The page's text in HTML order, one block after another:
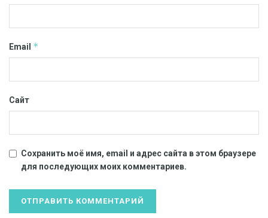
Email *
Сайт
Сохранить моё имя, email и адрес сайта в этом браузере
для последующих моих комментариев.